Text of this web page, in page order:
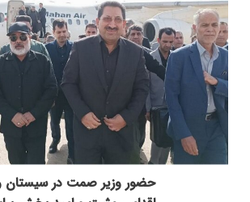
حضور وزیر صمت در سیستان